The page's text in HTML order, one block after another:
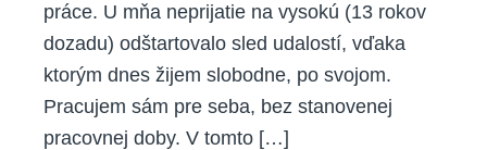
práce. U mňa neprijatie na vysokú (13 rokov
dozadu) odštartovalo sled udalostí, vďaka
ktorým dnes žijem slobodne, po svojom.
Pracujem sám pre seba, bez stanovenej
pracovnej doby. V tomto […]